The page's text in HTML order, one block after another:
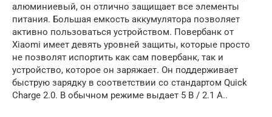
алюминиевый, он отлично защищает все элементы
питания. Большая емкость аккумулятора позволяет
активно пользоваться устройством. Повербанк от
Xiaomi имеет девять уровней защиты, которые просто
не позволят испортить как сам повербанк, так и
устройство, которое он заряжает. Он поддерживает
быструю зарядку в соответствии со стандартом Quick
Charge 2.0. В обычном режиме выдает 5 В / 2.1 А..